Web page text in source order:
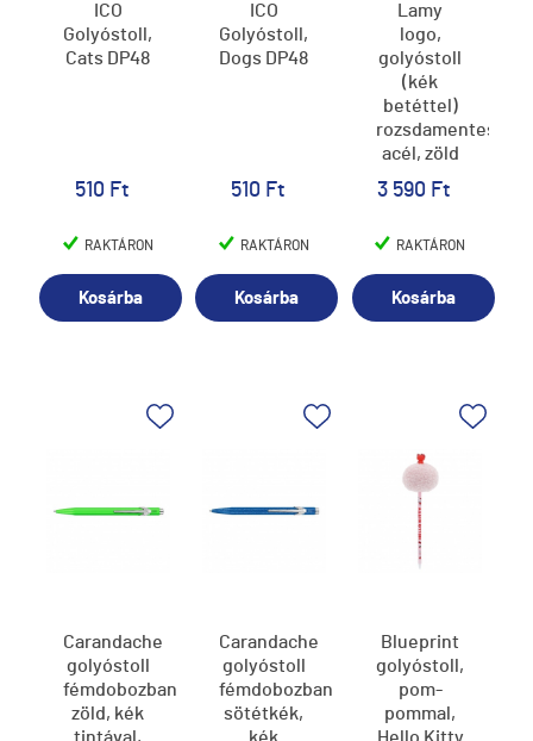
ICO
Golyóstoll,
Cats DP48
510 Ft
RAKTÁRON
Kosárba
ICO
Golyóstoll,
Dogs DP48
510 Ft
RAKTÁRON
Kosárba
Lamy
logo,
golyóstoll
(kék
betéttel)
rozsdamentes
acél, zöld
műanyag
véggel,
3 590 Ft
RAKTÁRON
Kosárba
Carandache
golyóstoll
fémdobozban,
zöld, kék
Carandache
golyóstoll
fémdobozban,
sötétkék,
Blueprint
golyóstoll,
pom-
pommal,